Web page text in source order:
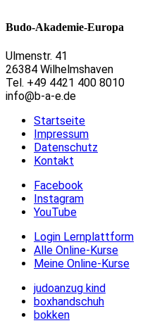
Budo-Akademie-Europa
Ulmenstr. 41
26384 Wilhelmshaven
Tel. +49 4421 400 8010
info@b-a-e.de
Startseite
Impressum
Datenschutz
Kontakt
Facebook
Instagram
YouTube
Login Lernplattform
Alle Online-Kurse
Meine Online-Kurse
judoanzug kind
boxhandschuh
bokken